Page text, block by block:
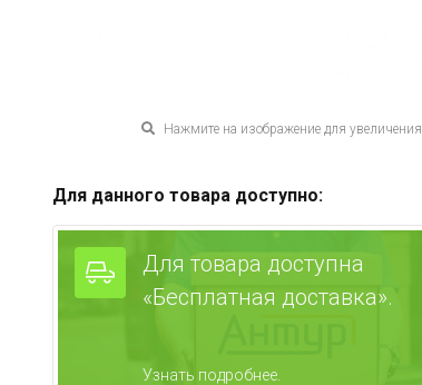
Нажмите на изображение для увеличения
Для данного товара доступно:
Для товара доступна
«Бесплатная доставка».
Узнать подробнее.